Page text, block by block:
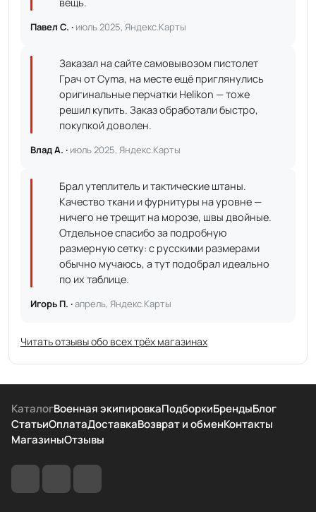
Павел С. · июль 2025, Яндекс.Карты
Заказал на сайте самовывозом пистолет
Грач от Cyma, на месте ещё приглянулись
оригинальные перчатки Helikon — тоже
решил купить. Заказ обработали быстро,
покупкой доволен.
Влад А. · июль 2025, Яндекс.Карты
Брал утеплитель и тактические штаны.
Качество ткани и фурнитуры на уровне —
ничего не трещит на морозе, швы двойные.
Отдельное спасибо за подробную
размерную сетку: с русскими размерами
обычно мучаюсь, а тут подобрал идеально
по их таблице.
Игорь П. ·апрель, Яндекс.Карты
Читать отзывы обо всех трёх магазинах
КаталогВоенная экипировкаПодборкиБрендыБлог
СтатьиОплатаДоставкаВозврат и обменКонтакты
МагазиныОтзывы